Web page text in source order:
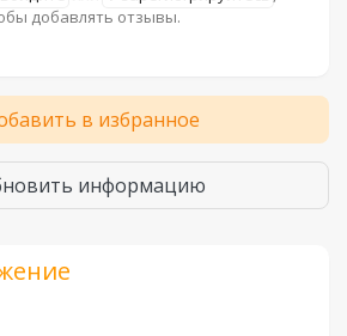
добавлять отзывы.
в избранное
информацию